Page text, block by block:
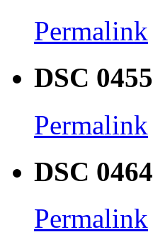
Permalink
DSC 0455
Permalink
DSC 0464
Permalink